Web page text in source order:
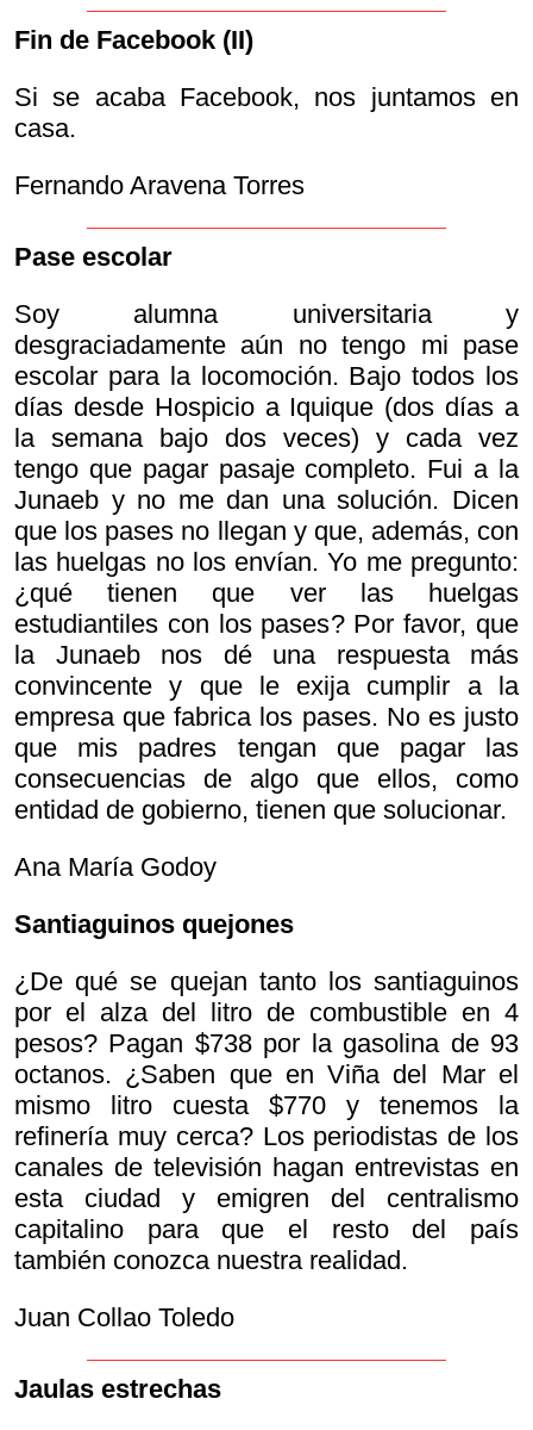
Fin de Facebook (II)
Si se acaba Facebook, nos juntamos en
casa.
Fernando Aravena Torres
Pase escolar
Soy alumna universitaria y
desgraciadamente aún no tengo mi pase
escolar para la locomoción. Bajo todos los
días desde Hospicio a Iquique (dos días a
la semana bajo dos veces) y cada vez
tengo que pagar pasaje completo. Fui a la
Junaeb y no me dan una solución. Dicen
que los pases no llegan y que, además, con
las huelgas no los envían. Yo me pregunto:
¿qué tienen que ver las huelgas
estudiantiles con los pases? Por favor, que
la Junaeb nos dé una respuesta más
convincente y que le exija cumplir a la
empresa que fabrica los pases. No es justo
que mis padres tengan que pagar las
consecuencias de algo que ellos, como
entidad de gobierno, tienen que solucionar.
Ana María Godoy
Santiaguinos quejones
¿De qué se quejan tanto los santiaguinos
por el alza del litro de combustible en 4
pesos? Pagan $738 por la gasolina de 93
octanos. ¿Saben que en Viña del Mar el
mismo litro cuesta $770 y tenemos la
refinería muy cerca? Los periodistas de los
canales de televisión hagan entrevistas en
esta ciudad y emigren del centralismo
capitalino para que el resto del país
también conozca nuestra realidad.
Juan Collao Toledo
Jaulas estrechas